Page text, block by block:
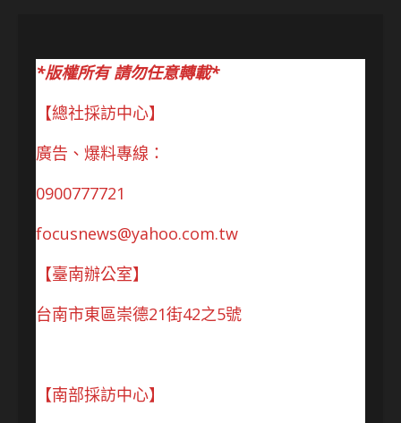
*版權所有 請勿任意轉載*
【總社採訪中心】
廣告、爆料專線：
0900777721
focusnews@yahoo.com.tw
【臺南辦公室】
台南市東區崇德21街42之5號
【南部採訪中心】